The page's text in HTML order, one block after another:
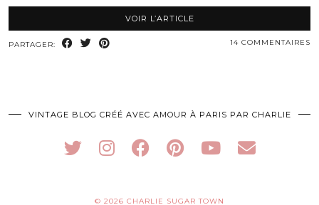
VOIR L’ARTICLE
PARTAGER: 14 COMMENTAIRES
VINTAGE BLOG CRÉÉ AVEC AMOUR À PARIS PAR CHARLIE
© 2026 CHARLIE SUGAR TOWN